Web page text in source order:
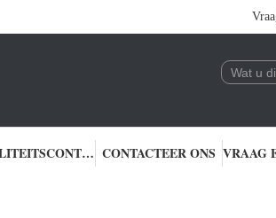
KWALITEITSCONTROLE CONTACTEER ONS